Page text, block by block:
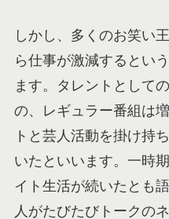
しかし、多くのお笑い
ら仕事が激減するとい
ます。タレントとして
の、レギュラー番組は
トと芸人活動を掛け持
いたといいます。一時
イト生活が続いたとも
人がたびたびトークの